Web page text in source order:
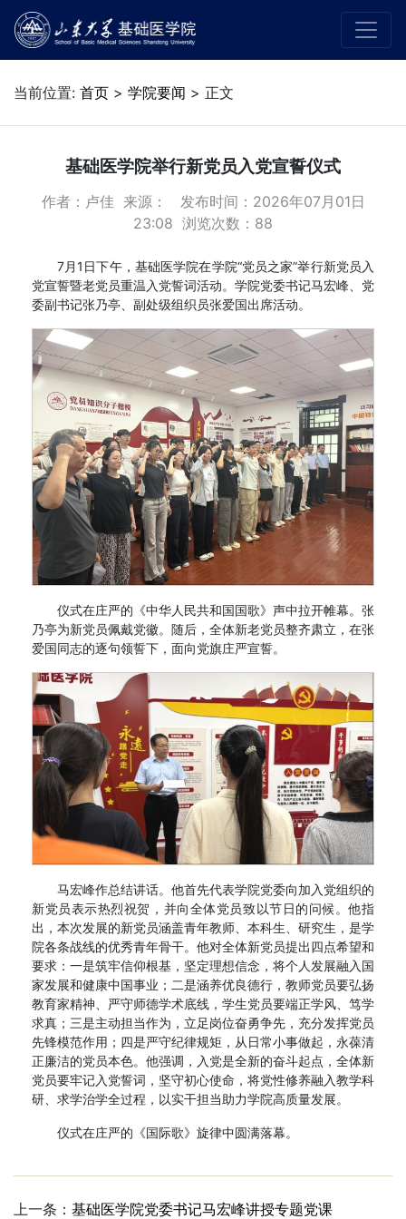
当前位置: 首页 > 学院要闻 > 正文
基础医学院举行新党员入党宣誓仪式
作者：卢佳 来源： 发布时间：2026年07月01日
23:08 浏览次数： 88
7月1日下午，基础医学院在学院“党员之家”举行新党员入
党宣誓暨老党员重温入党誓词活动。学院党委书记马宏峰、党
委副书记张乃亭、副处级组织员张爱国出席活动。
仪式在庄严的《中华人民共和国国歌》声中拉开帷幕。张
乃亭为新党员佩戴党徽。随后，全体新老党员整齐肃立，在张
爱国同志的逐句领誓下，面向党旗庄严宣誓。
马宏峰作总结讲话。他首先代表学院党委向加入党组织的
新党员表示热烈祝贺，并向全体党员致以节日的问候。他指
出，本次发展的新党员涵盖青年教师、本科生、研究生，是学
院各条战线的优秀青年骨干。他对全体新党员提出四点希望和
要求：一是筑牢信仰根基，坚定理想信念，将个人发展融入国
家发展和健康中国事业；二是涵养优良德行，教师党员要弘扬
教育家精神、严守师德学术底线，学生党员要端正学风、笃学
求真；三是主动担当作为，立足岗位奋勇争先，充分发挥党员
先锋模范作用；四是严守纪律规矩，从日常小事做起，永葆清
正廉洁的党员本色。他强调，入党是全新的奋斗起点，全体新
党员要牢记入党誓词，坚守初心使命，将党性修养融入教学科
研、求学治学全过程，以实干担当助力学院高质量发展。
仪式在庄严的《国际歌》旋律中圆满落幕。
上一条： 基础医学院党委书记马宏峰讲授专题党课